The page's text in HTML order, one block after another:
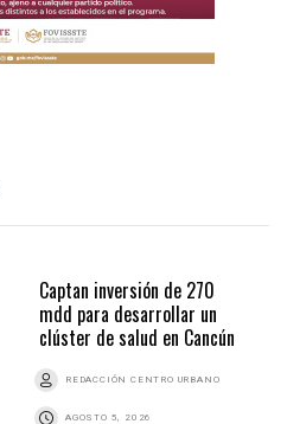
Captan inversión de 270
mdd para desarrollar un
clúster de salud en Cancún
REDACCIÓN CENTRO URBANO
AGOSTO 5, 2026